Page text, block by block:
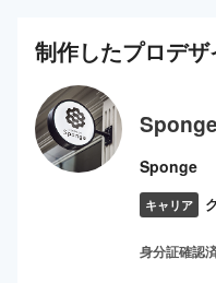
制作したプロデザ
Sponge
Sponge
キャリア
身分証確認